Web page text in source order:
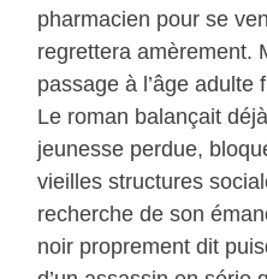
pharmacien pour se
regrettera amèrement.
passage à l’âge adulte
Le roman balançait
jeunesse perdue,
vieilles structures
recherche de son
noir proprement dit